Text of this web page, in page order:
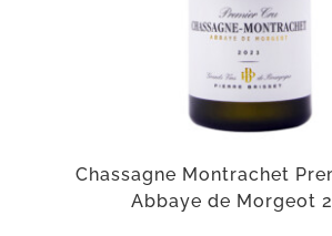
Chassagne Montrachet
Abbaye de Morgeot